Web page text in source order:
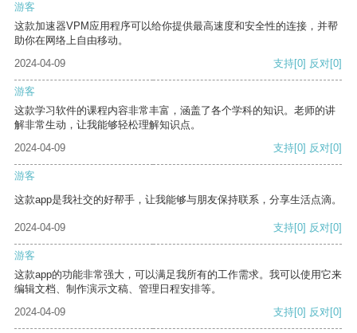
游客
这款加速器VPM应用程序可以给你提供最高速度和安全性的连接，并帮
助你在网络上自由移动。
2024-04-09
支持[0] 反对[0]
游客
这款学习软件的课程内容非常丰富，涵盖了各个学科的知识。老师的讲
解非常生动，让我能够轻松理解知识点。
2024-04-09
支持[0] 反对[0]
游客
这款app是我社交的好帮手，让我能够与朋友保持联系，分享生活点滴。
2024-04-09 支持[0] 反对[0]
游客
这款app的功能非常强大，可以满足我所有的工作需求。我可以使用它来
编辑文档、制作演示文稿、管理日程安排等。
2024-04-09
支持[0] 反对[0]